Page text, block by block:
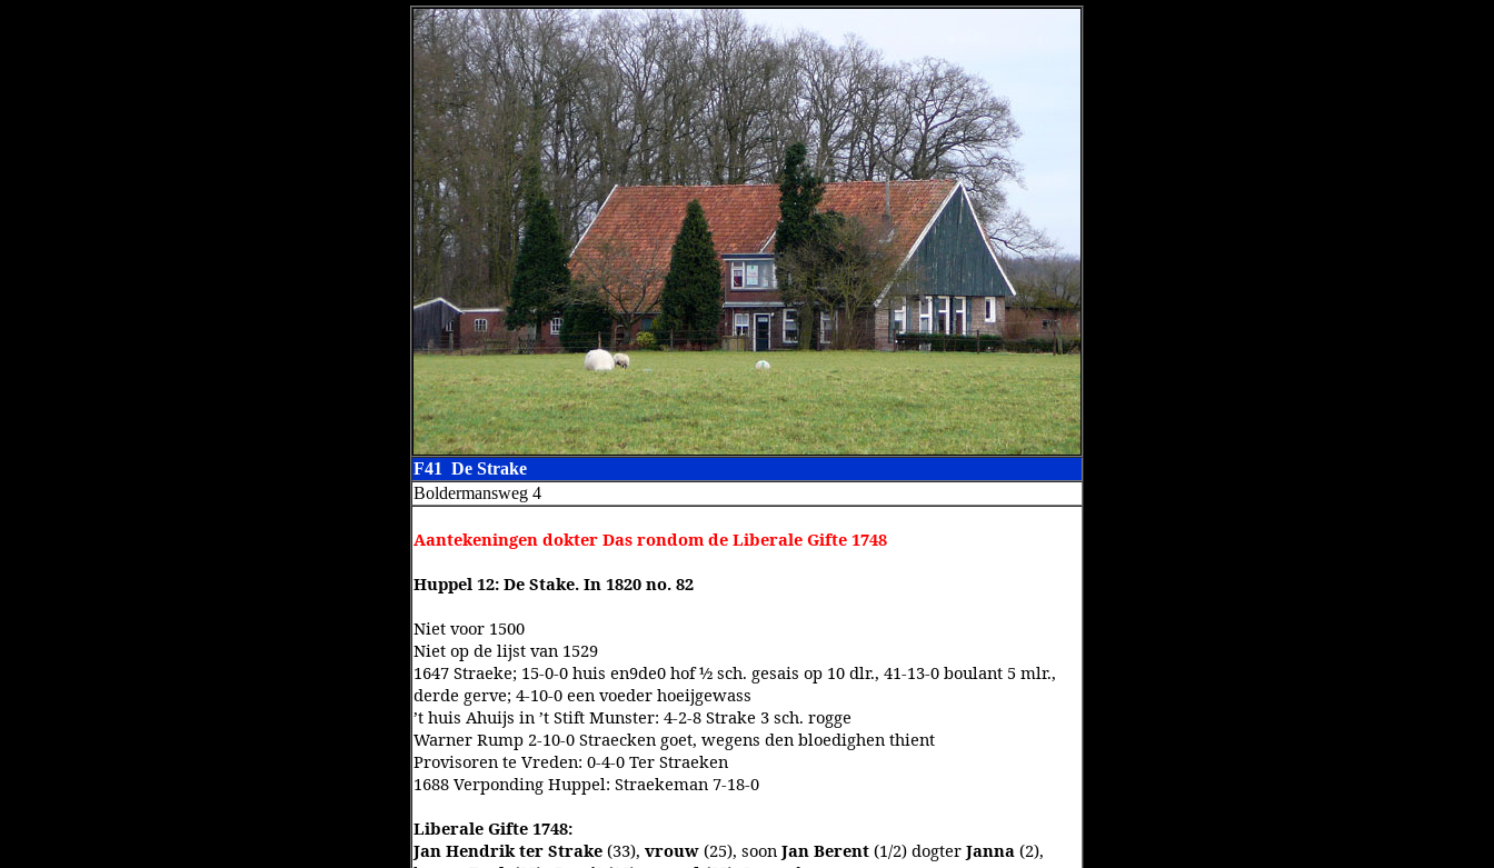
F41 De Strake
Boldermansweg 4
Aantekeningen dokter Das rondom de Liberale Gifte 1748
Huppel 12: De Stake. In 1820 no. 82
Niet voor 1500
Niet op de lijst van 1529
1647 Straeke; 15-0-0 huis en9de0 hof ½ sch. gesais op 10 dlr., 41-13-0 boulant 5 mlr.,
derde gerve; 4-10-0 een voeder hoeijgewass
’t huis Ahuijs in ’t Stift Munster: 4-2-8 Strake 3 sch. rogge
Warner Rump 2-10-0 Straecken goet, wegens den bloedighen thient
Provisoren te Vreden: 0-4-0 Ter Straeken
1688 Verponding Huppel: Straekeman 7-18-0
Liberale Gifte 1748:
Jan Hendrik ter Strake (33), vrouw (25), soon Jan Berent (1/2) dogter Janna (2),